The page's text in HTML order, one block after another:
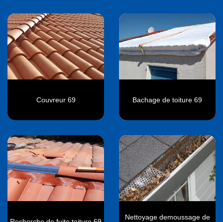
Couvreur 69 Bachage de toiture 69
Nettoyage demoussage de